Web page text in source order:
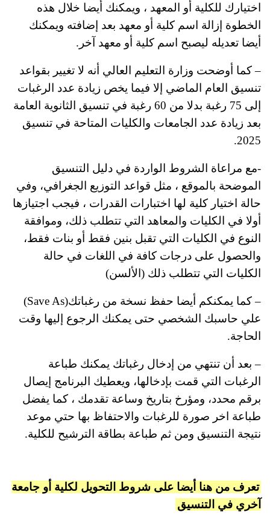
اختيارك للكلية أو المعهد ، ويمكنك أيضا خلال هذه
الخطوة إزالة اسم كلية أو معهد بعد إضافته ويمكنك
أيضا تعديله ليصبح اسم كلية أو معهد آخر.
– كما أوضحت وزارة التعليم العالي أنه لا تغيير بقواعد
تنسيق العام الماضي إلا فيما يخص زيادة عدد الرغبات
إلى 75 رغبة بدلا من 60 رغبة في تنسيق الثانوية العامة
بعد زيادة عدد الجامعات والكليات المتاحة في تنسيق
2025.
-مع مراعاة الشروط الواردة في دليل التنسيق
الموضحة بالموقع ، مثل قواعد التوزيع الجغرافي، وفي
حالة اختيار كلية لها اختبارات القدرات ، فيجب اجتيازها
أولا في الكليات والمعاهد التي تتطلب ذلك، وموافقة
النوع في الكليات التي تقبل بنين فقط أو بنات فقط،
والحصول على درجات كافة في اللغات في حالة
الكليات التي تتطلب ذلك (الألسن)
– كما يمكنكم أيضا حفظ نسخة من رغباتك(Save As)
علي حاسبك الشخصي حتى يمكنك الرجوع إليها وقت
الحاجة.
– بعد أن تنتهي من إدخال رغباتك يمكنك طباعة
الرغبات التي قمت بإدخالها، ويعطيك البرنامج إيصال
برقم محدد، ومؤرخ بتاريخ وساعة تقدمك ، كما يفضل
طباعة اخر صورة للرغبات والاحتفاظ بها حتي موعد
نتيجة التنسيق ومن ثم طباعة بطاقة الترشيح للكلية.
تعرف من هنا أيضا على شروط التحويل لكلية أو جامعة
آخري في التنسيق